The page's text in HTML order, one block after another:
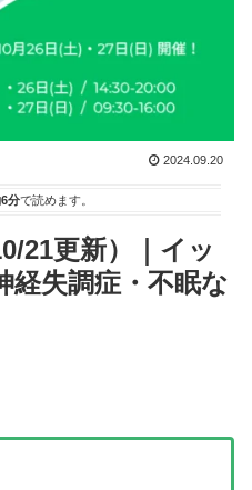
2024.09.20
分で読めます。
21更新）｜イッ
経失調症・不眠な